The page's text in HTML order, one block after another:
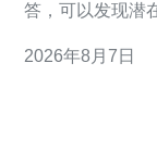
答，可以发现潜
机房 文件与宣称
2026年8月7日